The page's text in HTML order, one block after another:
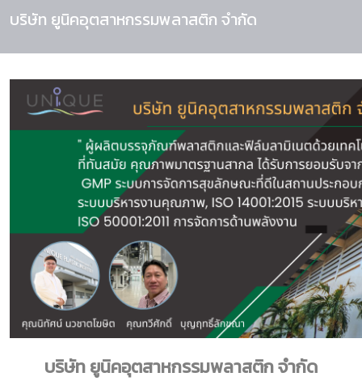
บริษัท ยูนิคอุตสาหกรรมพลาสติก จำกัด
บริษัท ยูนิคอุตสาหกรรมพลาสติก จำกัด